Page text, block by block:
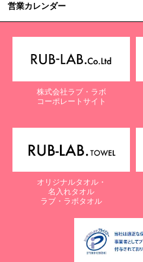
営業カレンダー
株式会社ラブ・ラボ
コーポレートサイト
オリジナルタオル・
名入れタオル
ラブ・ラボタオル